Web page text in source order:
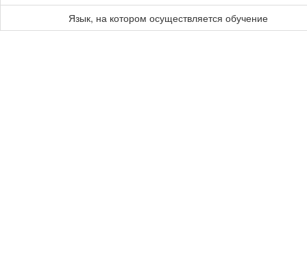
Язык, на котором осуществляется обучение